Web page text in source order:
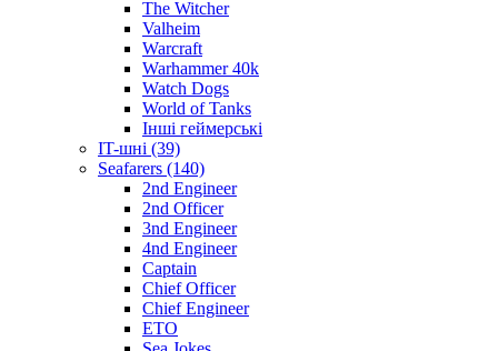
The Witcher
Valheim
Warcraft
Warhammer 40k
Watch Dogs
World of Tanks
Інші геймерські
IT-шні (39)
Seafarers (140)
2nd Engineer
2nd Officer
3nd Engineer
4nd Engineer
Captain
Chief Officer
Chief Еngineer
ETO